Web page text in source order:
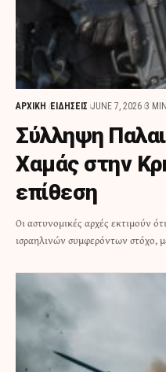
ΑΡΧΙΚΗ ΕΙΔΗΣΕΙΣ JUNE 7, 2026 3
Σύλληψη
Χαμάς στην
επίθεση
Οι αστυνομικές αρχές εκτιμούν
ισραηλινών συμφερόντων στόχο,